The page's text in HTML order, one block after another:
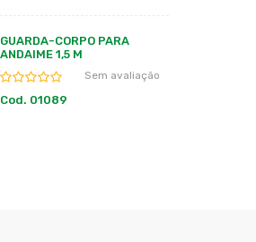
BARRA DE ANCORAGEM
Cod. 01094